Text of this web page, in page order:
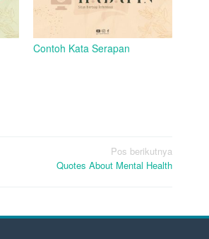
Contoh Kata Serapan
Pos berikutnya
Quotes About Mental Health